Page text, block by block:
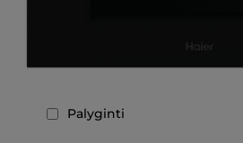
Palyginti